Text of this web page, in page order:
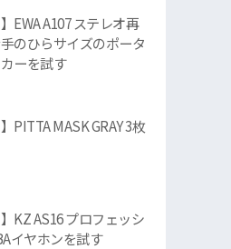
EWA A107 ステレオ再
のひらサイズのポータ
ーを試す
PITTA MASK GRAY 3枚
】KZ AS16 プロフェッシ
イヤホンを試す